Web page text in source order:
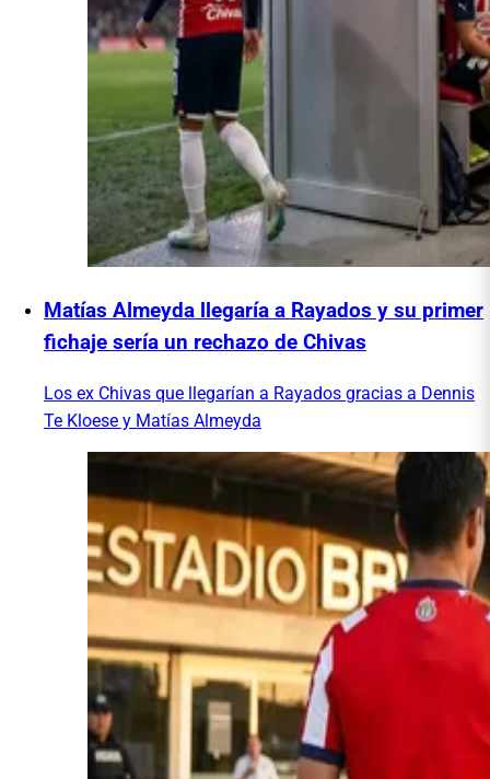
Matías Almeyda llegaría a Rayados y su primer
fichaje sería un rechazo de Chivas
Los ex Chivas que llegarían a Rayados gracias a Dennis
Te Kloese y Matías Almeyda